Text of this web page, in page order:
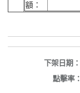
額：
下架日期：
點擊率：